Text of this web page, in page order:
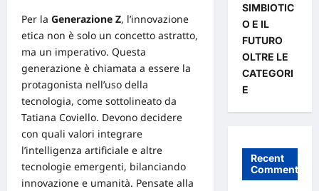
Per la Generazione Z, l’innovazione
etica non è solo un concetto astratto,
ma un imperativo. Questa
generazione è chiamata a essere la
protagonista nell’uso della
tecnologia, come sottolineato da
Tatiana Coviello. Devono decidere
con quali valori integrare
l’intelligenza artificiale e altre
tecnologie emergenti, bilanciando
innovazione e umanità. Pensate alla
SIMBIOTIC
O E IL
FUTURO
OLTRE LE
CATEGORI
E
Recent
Comments